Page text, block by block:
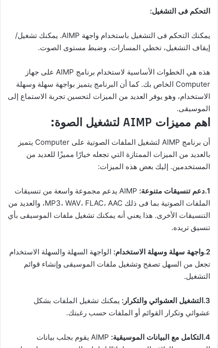
التحكم فى التشغيل:
يمكنك التحكم فى التشغيل باستخدام واجهة AIMP. يمكنك تشغيل/
إيقاف التشغيل، تخطي المسارات، وضبط مستوى الصوت.
هذه هي الخطوات الأساسية لاستخدام برنامج AIMP على جهاز
Computer الخاص بك. كما أن البرنامج يتميز بواجهة سهلة وسهلة
الاستخدام، وهو يوفر العديد من الميزات لتحسين تجربة الاستماع إلى
الموسيقى.
اهم مميزات AIMP لتشغيل الصوة:
أن برنامج AIMP لتشغيل الملفات الصوتية على Computer يتميز
بالعديد من الميزات الممتازة التي تجعله خيارًا مميزًا للعديد من
المستخدمين. إليك بعض هذه الميزات:
1.دعم تنسيقات متنوعة:
AIMP يدعم مجموعة واسعة من تنسيقات
الملفات الصوتية بما فى ذلك MP3، WAV، FLAC، AAC، والعديد من
التنسيقات الأخرى. هذا يعني أنه يمكنك تشغيل ملفات الموسيقى بأي
تنسيق تريده.
2.واجهة سهلة وسهلة الاستخدام:
الواجهة السهلة والسهلة الاستخدام
تجعل من السهل تصفح وتشغيل ملفات الموسيقى وإنشاء قوائم
التشغيل.
3.التشغيل العشوائي والتكرار:
يمكنك تشغيل الملفات بشكل
عشوائي وتكرار القوائم أو الملفات حسب رغبتك.
4.التكامل مع البيانات الموسيقية:
AIMP يقوم بجلب بيانات